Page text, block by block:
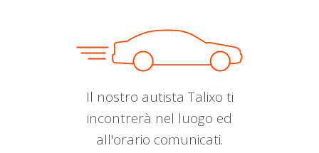
Il nostro autista Talixo ti
incontrerà nel luogo ed
all'orario comunicati.